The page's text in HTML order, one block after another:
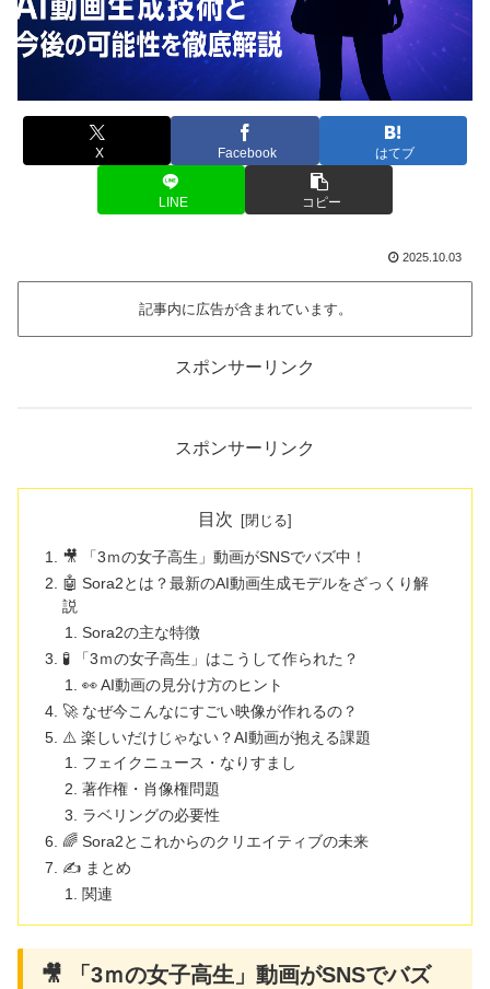
X Facebook はてブ
LINE コピー
2025.10.03
記事内に広告が含まれています。
スポンサーリンク
スポンサーリンク
目次
🎥 「3ｍの女子高生」動画がSNSでバズ中！
🤖 Sora2とは？最新のAI動画生成モデルをざっくり解
説
Sora2の主な特徴
🧪 「3ｍの女子高生」はこうして作られた？
👀 AI動画の見分け方のヒント
🚀 なぜ今こんなにすごい映像が作れるの？
⚠️ 楽しいだけじゃない？AI動画が抱える課題
フェイクニュース・なりすまし
著作権・肖像権問題
ラベリングの必要性
🌈 Sora2とこれからのクリエイティブの未来
✍️ まとめ
関連
🎥 「3ｍの女子高生」動画がSNSでバズ